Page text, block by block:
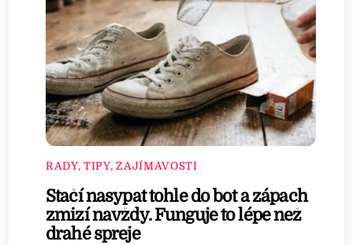
RADY, TIPY, ZAJÍMAVOSTI
Stačí nasypat tohle do bot a zápach
zmizí navždy. Funguje to lépe než
drahé spreje